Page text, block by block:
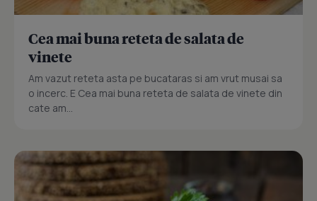
Cea mai buna reteta de salata de
vinete
Am vazut reteta asta pe bucataras si am vrut musai sa
o incerc. E Cea mai buna reteta de salata de vinete din
cate am...